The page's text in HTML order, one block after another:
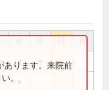
祝
●
あります。来院前
。